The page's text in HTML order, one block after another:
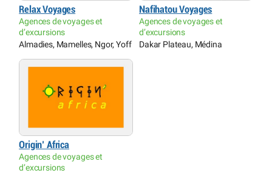
Relax Voyages
Agences de voyages et
d’excursions
Almadies, Mamelles, Ngor, Yoff
Nafihatou Voyages
Agences de voyages et
d’excursions
Dakar Plateau, Médina
Origin’ Africa
Agences de voyages et
d’excursions